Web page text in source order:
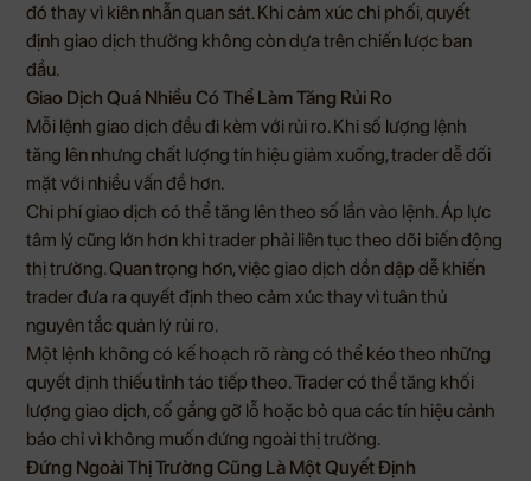
đó thay vì kiên nhẫn quan sát. Khi cảm xúc chi phối, quyết
định giao dịch thường không còn dựa trên chiến lược ban
đầu.
Giao Dịch Quá Nhiều Có Thể Làm Tăng Rủi Ro
Mỗi lệnh giao dịch đều đi kèm với rủi ro. Khi số lượng lệnh
tăng lên nhưng chất lượng tín hiệu giảm xuống, trader dễ đối
mặt với nhiều vấn đề hơn.
Chi phí giao dịch có thể tăng lên theo số lần vào lệnh. Áp lực
tâm lý cũng lớn hơn khi trader phải liên tục theo dõi biến động
thị trường. Quan trọng hơn, việc giao dịch dồn dập dễ khiến
trader đưa ra quyết định theo cảm xúc thay vì tuân thủ
nguyên tắc quản lý rủi ro.
Một lệnh không có kế hoạch rõ ràng có thể kéo theo những
quyết định thiếu tỉnh táo tiếp theo. Trader có thể tăng khối
lượng giao dịch, cố gắng gỡ lỗ hoặc bỏ qua các tín hiệu cảnh
báo chỉ vì không muốn đứng ngoài thị trường.
Đứng Ngoài Thị Trường Cũng Là Một Quyết Định